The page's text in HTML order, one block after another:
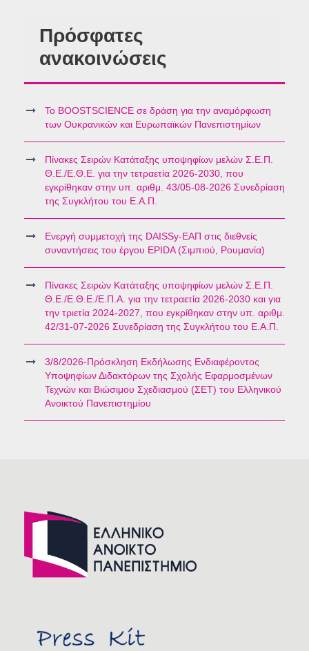
Πρόσφατες
ανακοινώσεις
Το BOOSTSCIENCE σε δράση για την αναμόρφωση
των Ουκρανικών και Ευρωπαϊκών Πανεπιστημίων
Πίνακες Σειρών Κατάταξης υποψηφίων μελών Σ.Ε.Π.
Θ.Ε./Ε.Θ.Ε. για την τετραετία 2026-2030, που
εγκρίθηκαν στην υπ. αριθμ. 43/05-08-2026 Συνεδρίαση
της Συγκλήτου του Ε.Α.Π.
Ενεργή συμμετοχή της DAISSy-ΕΑΠ στις διεθνείς
συναντήσεις του έργου EPIDA (Σιμπιού, Ρουμανία)
Πίνακες Σειρών Κατάταξης υποψηφίων μελών Σ.Ε.Π.
Θ.Ε./Ε.Θ.Ε./Ε.Π.Α. για την τετραετία 2026-2030 και για
την τριετία 2024-2027, που εγκρίθηκαν στην υπ. αριθμ.
42/31-07-2026 Συνεδρίαση της Συγκλήτου του Ε.Α.Π.
3/8/2026-Πρόσκληση Εκδήλωσης Ενδιαφέροντος
Υποψηφίων Διδακτόρων της Σχολής Εφαρμοσμένων
Τεχνών και Βιώσιμου Σχεδιασμού (ΣΕΤ) του Ελληνικού
Ανοικτού Πανεπιστημίου